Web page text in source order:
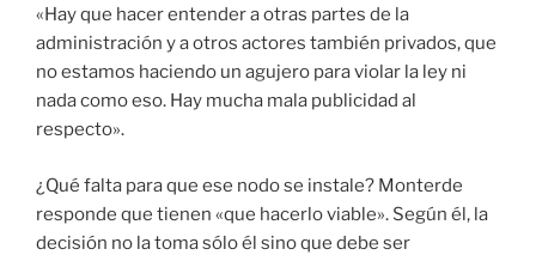
«Hay que hacer entender a otras partes de la
administración y a otros actores también privados, que
no estamos haciendo un agujero para violar la ley ni
nada como eso. Hay mucha mala publicidad al
respecto».
¿Qué falta para que ese nodo se instale? Monterde
responde que tienen «que hacerlo viable». Según él, la
decisión no la toma sólo él sino que debe ser